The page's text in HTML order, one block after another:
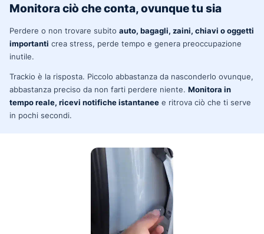
Monitora ciò che conta, ovunque tu sia
Perdere o non trovare subito auto, bagagli, zaini, chiavi o oggetti
importanti crea stress, perde tempo e genera preoccupazione
inutile.
Trackio è la risposta. Piccolo abbastanza da nasconderlo ovunque,
abbastanza preciso da non farti perdere niente. Monitora in
tempo reale, ricevi notifiche istantanee e ritrova ciò che ti serve
in pochi secondi.